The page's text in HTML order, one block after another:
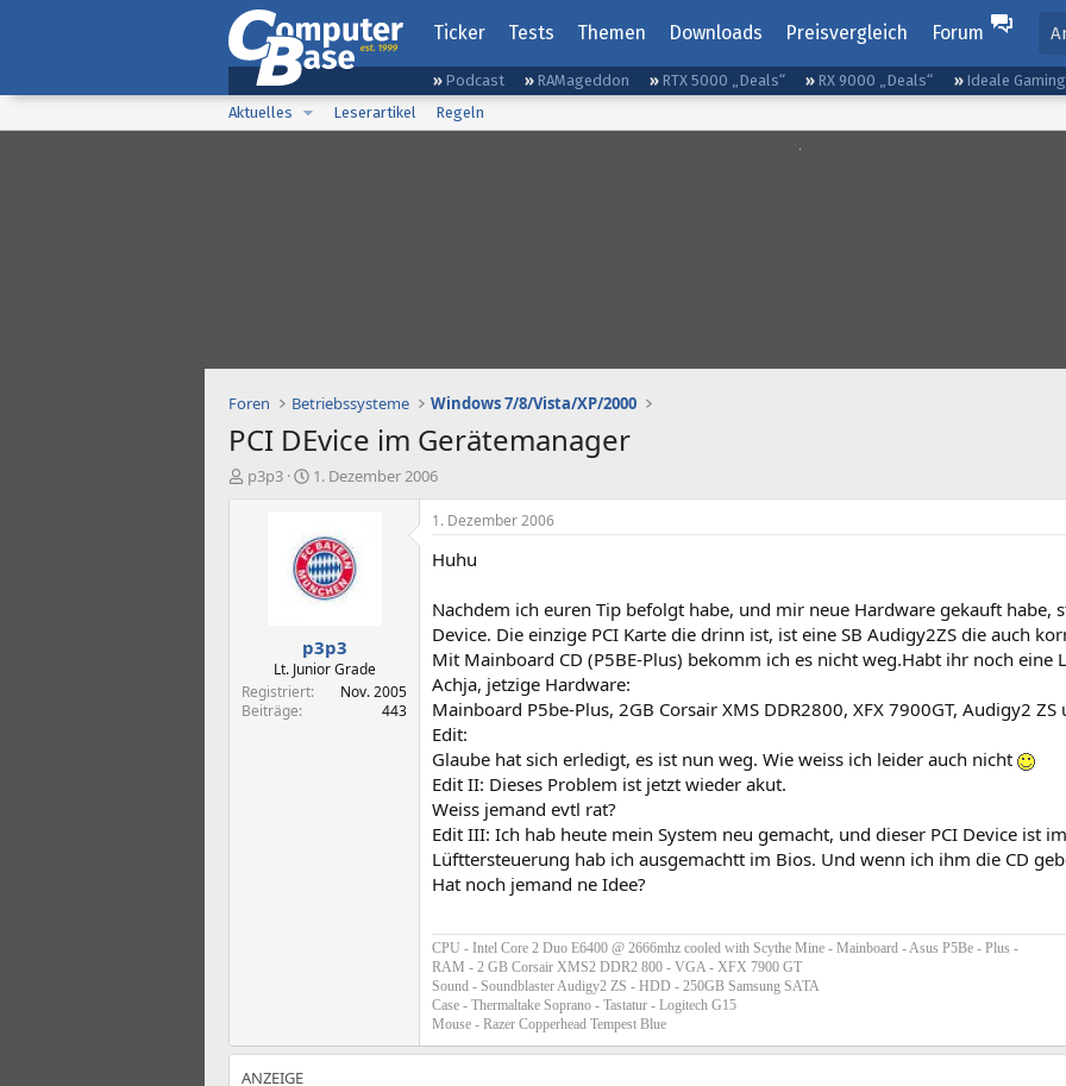
Ticker Tests Themen Downloads Preisvergleich Forum
Podcast RAMageddon RTX 5000 „Deals“ RX 9000 „Deals“ Ideale
Aktuelles
Leserartikel Regeln
Foren Betriebssysteme Windows 7/8/Vista/XP/2000
PCI DEvice im Gerätemanager
E
p3p3
E
t
e
l
l
a
m
1. Dezember 2006
p3p3
Lt. Junior Grade
Registriert
Nov. 2005
Beiträge
443
1. Dezember 2006
Huhu
Nachdem ich euren Tip befolgt habe, und mir neue Hardware gekauft habe,
Device. Die einzige PCI Karte die drinn ist, ist eine SB Audigy2ZS die auch
Mit Mainboard CD (P5BE-Plus) bekomm ich es nicht weg.Habt ihr noch eine
Achja, jetzige Hardware:
Mainboard P5be-Plus, 2GB Corsair XMS DDR2800, XFX 7900GT, Audigy2
Edit:
Glaube hat sich erledigt, es ist nun weg. Wie weiss ich leider auch nicht
Edit II: Dieses Problem ist jetzt wieder akut.
Weiss jemand evtl rat?
Edit III: Ich hab heute mein System neu gemacht, und dieser PCI Device ist
Lüfttersteuerung hab ich ausgemachtt im Bios. Und wenn ich ihm die CD
Hat noch jemand ne Idee?
CPU - Intel Core 2 Duo E6400 @ 2666mhz cooled with Scythe Mine - Mainboard - Asus P5Be - Plus -
RAM - 2 GB Corsair XMS2 DDR2 800 - VGA - XFX 7900 GT
Sound - Soundblaster Audigy2 ZS - HDD - 250GB Samsung SATA
Case - Thermaltake Soprano - Tastatur - Logitech G15
Mouse - Razer Copperhead Tempest Blue